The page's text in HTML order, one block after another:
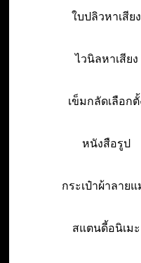
ใบปลิวหาเสียง
ไวนิลหาเสียง
เข็มกลัดเลือกตั้
หนังสือรูป
กระเป๋าผ้าลายแ
สแตนดี้อนิเมะ